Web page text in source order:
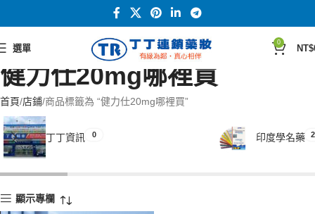
選單
0
NT$
健力仕20mg哪裡買
首頁 店鋪 商品標籤為 “健力仕20mg哪裡買”
丁丁資訊 0 印度學名藥
顯示專欄